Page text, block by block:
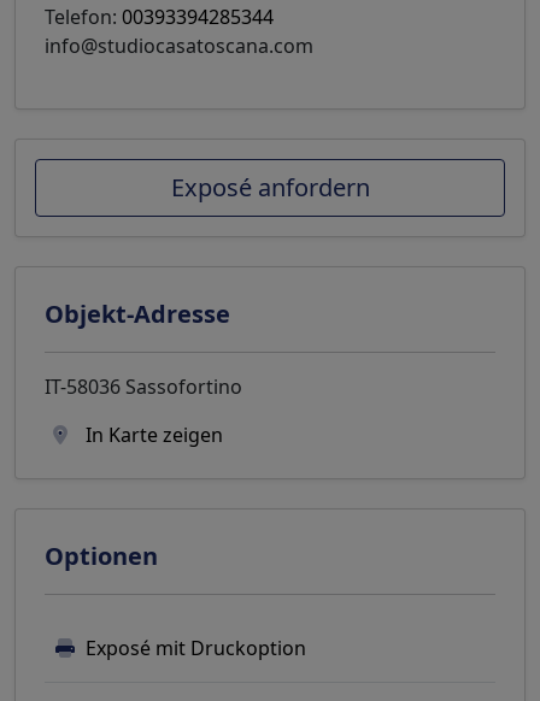
Telefon: 00393394285344
info@studiocasatoscana.com
Exposé anfordern
Objekt-Adresse
IT-58036 Sassofortino
In Karte zeigen
Optionen
Exposé mit Druckoption